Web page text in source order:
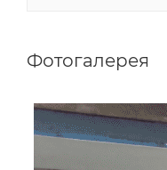
Фотогалерея